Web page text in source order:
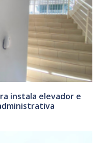
instala elevador e